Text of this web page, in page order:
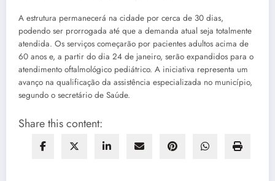
A estrutura permanecerá na cidade por cerca de 30 dias,
podendo ser prorrogada até que a demanda atual seja totalmente
atendida. Os serviços começarão por pacientes adultos acima de
60 anos e, a partir do dia 24 de janeiro, serão expandidos para o
atendimento oftalmológico pediátrico. A iniciativa representa um
avanço na qualificação da assistência especializada no município,
segundo o secretário de Saúde.
Share this content: